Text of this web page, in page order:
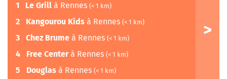
1 Le Grill à Rennes (< 1 km)
2 Kangourou Kids à Rennes (< 1 km)
3 Chez Brume à Rennes (< 1 km)
4 Free Centerà Rennes (< 1 km)
5 Douglas à Rennes (< 1 km)